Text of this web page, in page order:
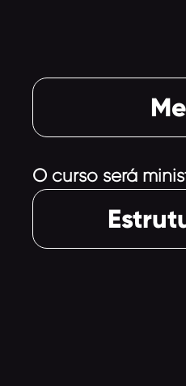
O curso será